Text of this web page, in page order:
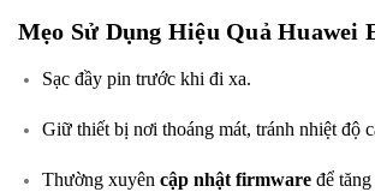
Mẹo Sử Dụng Hiệu Quả Huawei
Sạc đầy pin trước khi đi xa.
Giữ thiết bị nơi thoáng mát, tránh nhiệt độ
Thường xuyên cập nhật firmware để